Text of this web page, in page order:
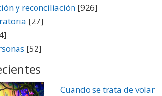
y reconciliación [926]
[27]
[52]
Cuando se trata de volar